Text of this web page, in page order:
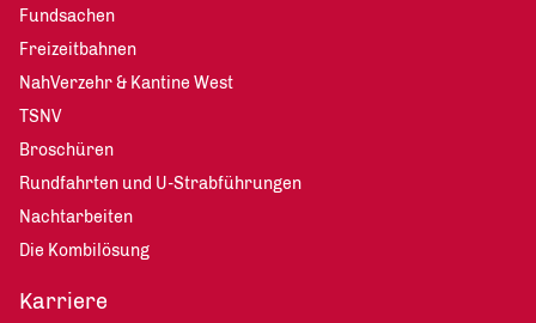
Fundsachen
Freizeitbahnen
NahVerzehr & Kantine West
TSNV
Broschüren
Rundfahrten und U-Strabführungen
Nachtarbeiten
Die Kombilösung
Karriere